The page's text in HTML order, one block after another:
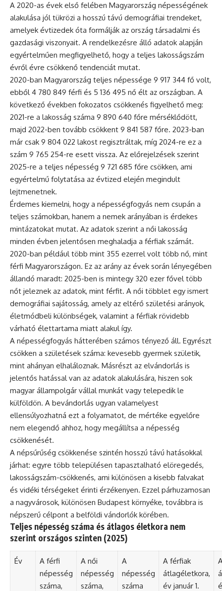
A 2020-as évek első felében Magyarország népességének
alakulása jól tükrözi a hosszú távú demográfiai trendeket,
amelyek évtizedek óta formálják az ország társadalmi és
gazdasági viszonyait. A rendelkezésre álló adatok alapján
egyértelműen megfigyelhető, hogy a teljes lakosságszám
évről évre csökkenő tendenciát mutat.
2020-ban Magyarország teljes népessége 9 917 344 fő volt,
ebből 4 780 849 férfi és 5 136 495 nő élt az országban. A
következő években fokozatos csökkenés figyelhető meg:
2021-re a lakosság száma 9 890 640 főre mérséklődött,
majd 2022-ben tovább csökkent 9 841 587 főre. 2023-ban
már csak 9 804 022 lakost regisztráltak, míg 2024-re ez a
szám 9 765 254-re esett vissza. Az előrejelzések szerint
2025-re a teljes népesség 9 721 685 főre csökken, ami
egyértelmű folytatása az évtized elején megindult
lejtmenetnek.
Érdemes kiemelni, hogy a népességfogyás nem csupán a
teljes számokban, hanem a nemek arányában is érdekes
mintázatokat mutat. Az adatok szerint a női lakosság
minden évben jelentősen meghaladja a férfiak számát.
2020-ban például több mint 355 ezerrel volt több nő, mint
férfi Magyarországon. Ez az arány az évek során lényegében
állandó maradt: 2025-ben is mintegy 320 ezer fővel több
nőt jeleznek az adatok, mint férfit. A női többlet egy ismert
demográfiai sajátosság, amely az eltérő születési arányok,
életmódbeli különbségek, valamint a férfiak rövidebb
várható élettartama miatt alakul így.
A népességfogyás hátterében számos tényező áll. Egyrészt
csökken a születések száma: kevesebb gyermek születik,
mint ahányan elhaláloznak. Másrészt az elvándorlás is
jelentős hatással van az adatok alakulására, hiszen sok
magyar állampolgár vállal munkát vagy telepedik le
külföldön. A bevándorlás ugyan valamelyest
ellensúlyozhatná ezt a folyamatot, de mértéke egyelőre
nem elegendő ahhoz, hogy megállítsa a népesség
csökkenését.
A népsűrűség csökkenése szintén hosszú távú hatásokkal
járhat: egyre több településen tapasztalható elöregedés,
lakosságszám-csökkenés, ami különösen a kisebb falvakat
és vidéki térségeket érinti érzékenyen. Ezzel párhuzamosan
a nagyvárosok, különösen Budapest környéke, továbbra is
népszerű célpont a belföldi vándorlók körében.
Teljes népesség száma és átlagos életkora nem
szerint országos szinten (2025)
Év
A férfi
népesség
száma,
A női
népesség
száma,
A
népesség
száma
A férfiak
átlagéletkora,
év január 1.